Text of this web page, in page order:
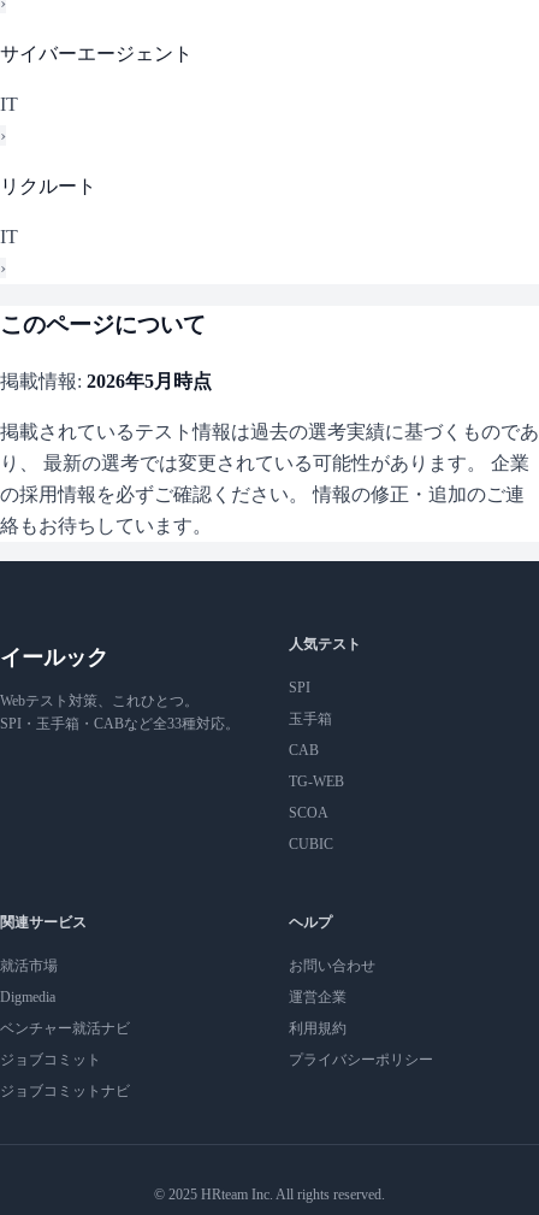
サイバーエージェント
IT
›
リクルート
IT
›
このページについて
掲載情報: 2026年5月 時点
掲載されているテスト情報は過去の選考実績に基づくものであ
り、 最新の選考では変更されている可能性があります。 企業
の採用情報を必ずご確認ください。 情報の修正・追加のご連
絡もお待ちしています。
イールック
Webテスト対策、これひとつ。
SPI・玉手箱・CABなど全33種対応。
人気テスト
SPI
玉手箱
CAB
TG-WEB
SCOA
CUBIC
関連サービス
就活市場
Digmedia
ベンチャー就活ナビ
ジョブコミット
ジョブコミットナビ
ヘルプ
お問い合わせ
運営企業
利用規約
プライバシーポリシー
© 2025 HRteam Inc. All rights reserved.